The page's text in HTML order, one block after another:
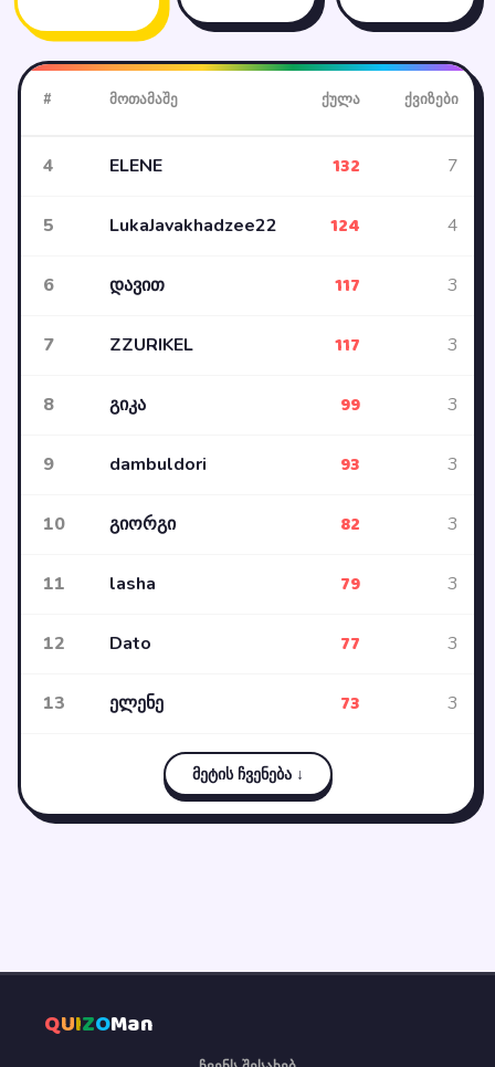
# მოთამაშე ქულა ქვიზები
4 ELENE 132 7
5 LukaJavakhadzee22 124 4
6 დავით 117 3
7 ZZURIKEL 117 3
8 გიკა 99 3
9 dambuldori 93 3
10 გიორგი 82 3
11 lasha 79 3
12 Dato 77 3
13 ელენე 73 3
მეტის ჩვენება ↓
QUIZOMan